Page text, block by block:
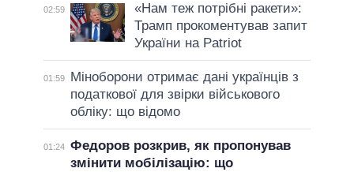
02:59
«Нам теж потрібні ракети»:
Трамп прокоментував запит
України на Patriot
01:59
Міноборони отримає дані українців з
податкової для звірки військового
обліку: що відомо
01:24 Федоров розкрив, як пропонував
змінити мобілізацію: що